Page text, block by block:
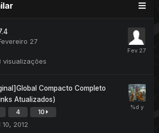
27
visualizações
Compacto Completo
Atualizados)
4 10
10, 2012